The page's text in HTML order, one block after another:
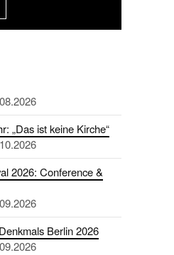
„Das ist keine Kirche“
2026: Conference &
Berlin 2026